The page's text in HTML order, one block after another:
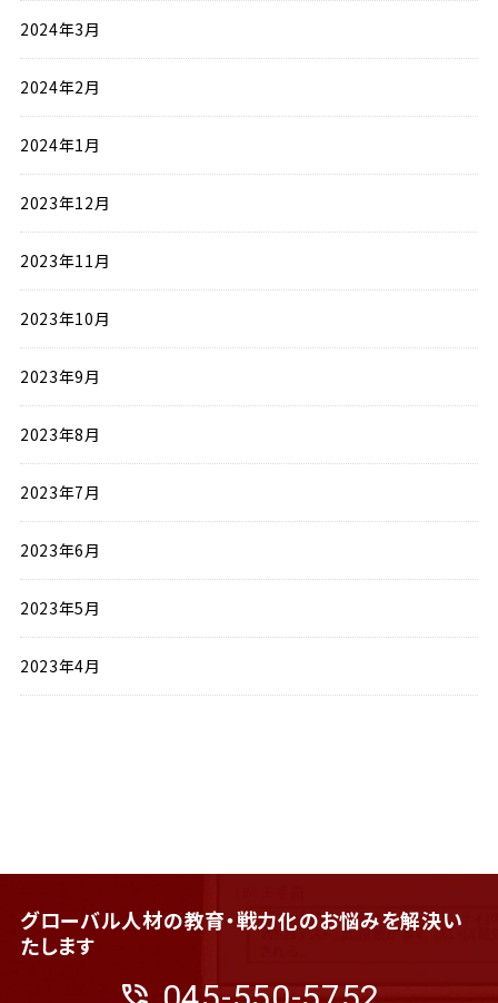
2024年3月
2024年2月
2024年1月
2023年12月
2023年11月
2023年10月
2023年9月
2023年8月
2023年7月
2023年6月
2023年5月
2023年4月
グローバル人材の教育・戦力化のお悩みを解決い
たします